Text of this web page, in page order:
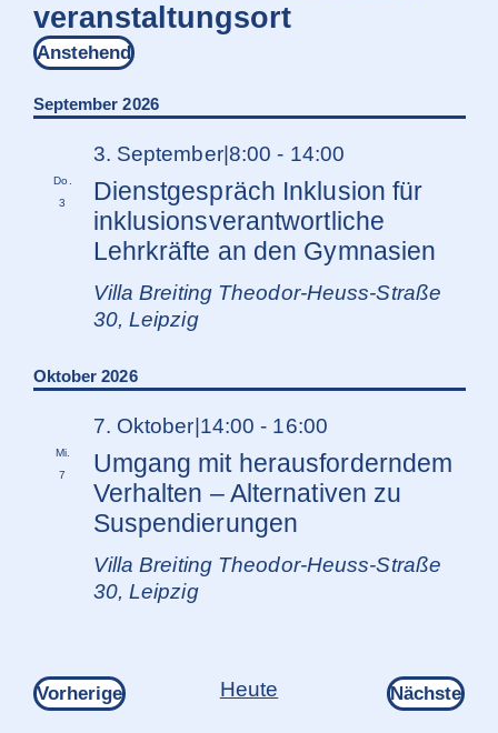
veranstaltungsort
Anstehend
wählen.
September 2026
Do.
3
Dienstgespräch Inklusion für
inklusionsverantwortliche
Lehrkräfte an den Gymnasien
3. September|8:00 - 14:00
Villa Breiting Theodor-Heuss-Straße
30, Leipzig
Oktober 2026
Mi.
7
Umgang mit herausforderndem
Verhalten – Alternativen zu
Suspendierungen
7. Oktober|14:00 - 16:00
Villa Breiting Theodor-Heuss-Straße
30, Leipzig
VorherigeVeranstaltungen
Heute Nächste